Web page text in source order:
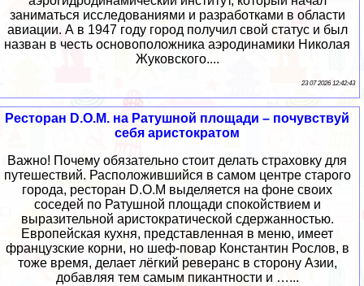
заниматься исследованиями и разработками в области
авиации. А в 1947 году город получил свой статус и был
назван в честь основоположника аэродинамики Николая
Жуковского....
23 07 2026 12:42:43
Ресторан D.O.M. на Ратушной площади – почувствуй
себя аристократом
Важно! Почему обязательно стоит делать страховку для
путешествий. Расположившийся в самом центре старого
города, ресторан D.O.M выделяется на фоне своих
соседей по Ратушной площади спокойствием и
выразительной аристократической сдержанностью.
Европейская кухня, представленная в меню, имеет
французские корни, но шеф-повар Константин Рослов, в
тоже время, делает лёгкий реверанс в сторону Азии,
добавляя тем самым пикантности и …...